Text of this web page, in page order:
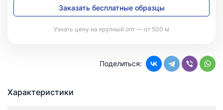
Заказать бесплатные образцы
Узнать цену на крупный опт — от 500 м
Поделиться:
Характеристики